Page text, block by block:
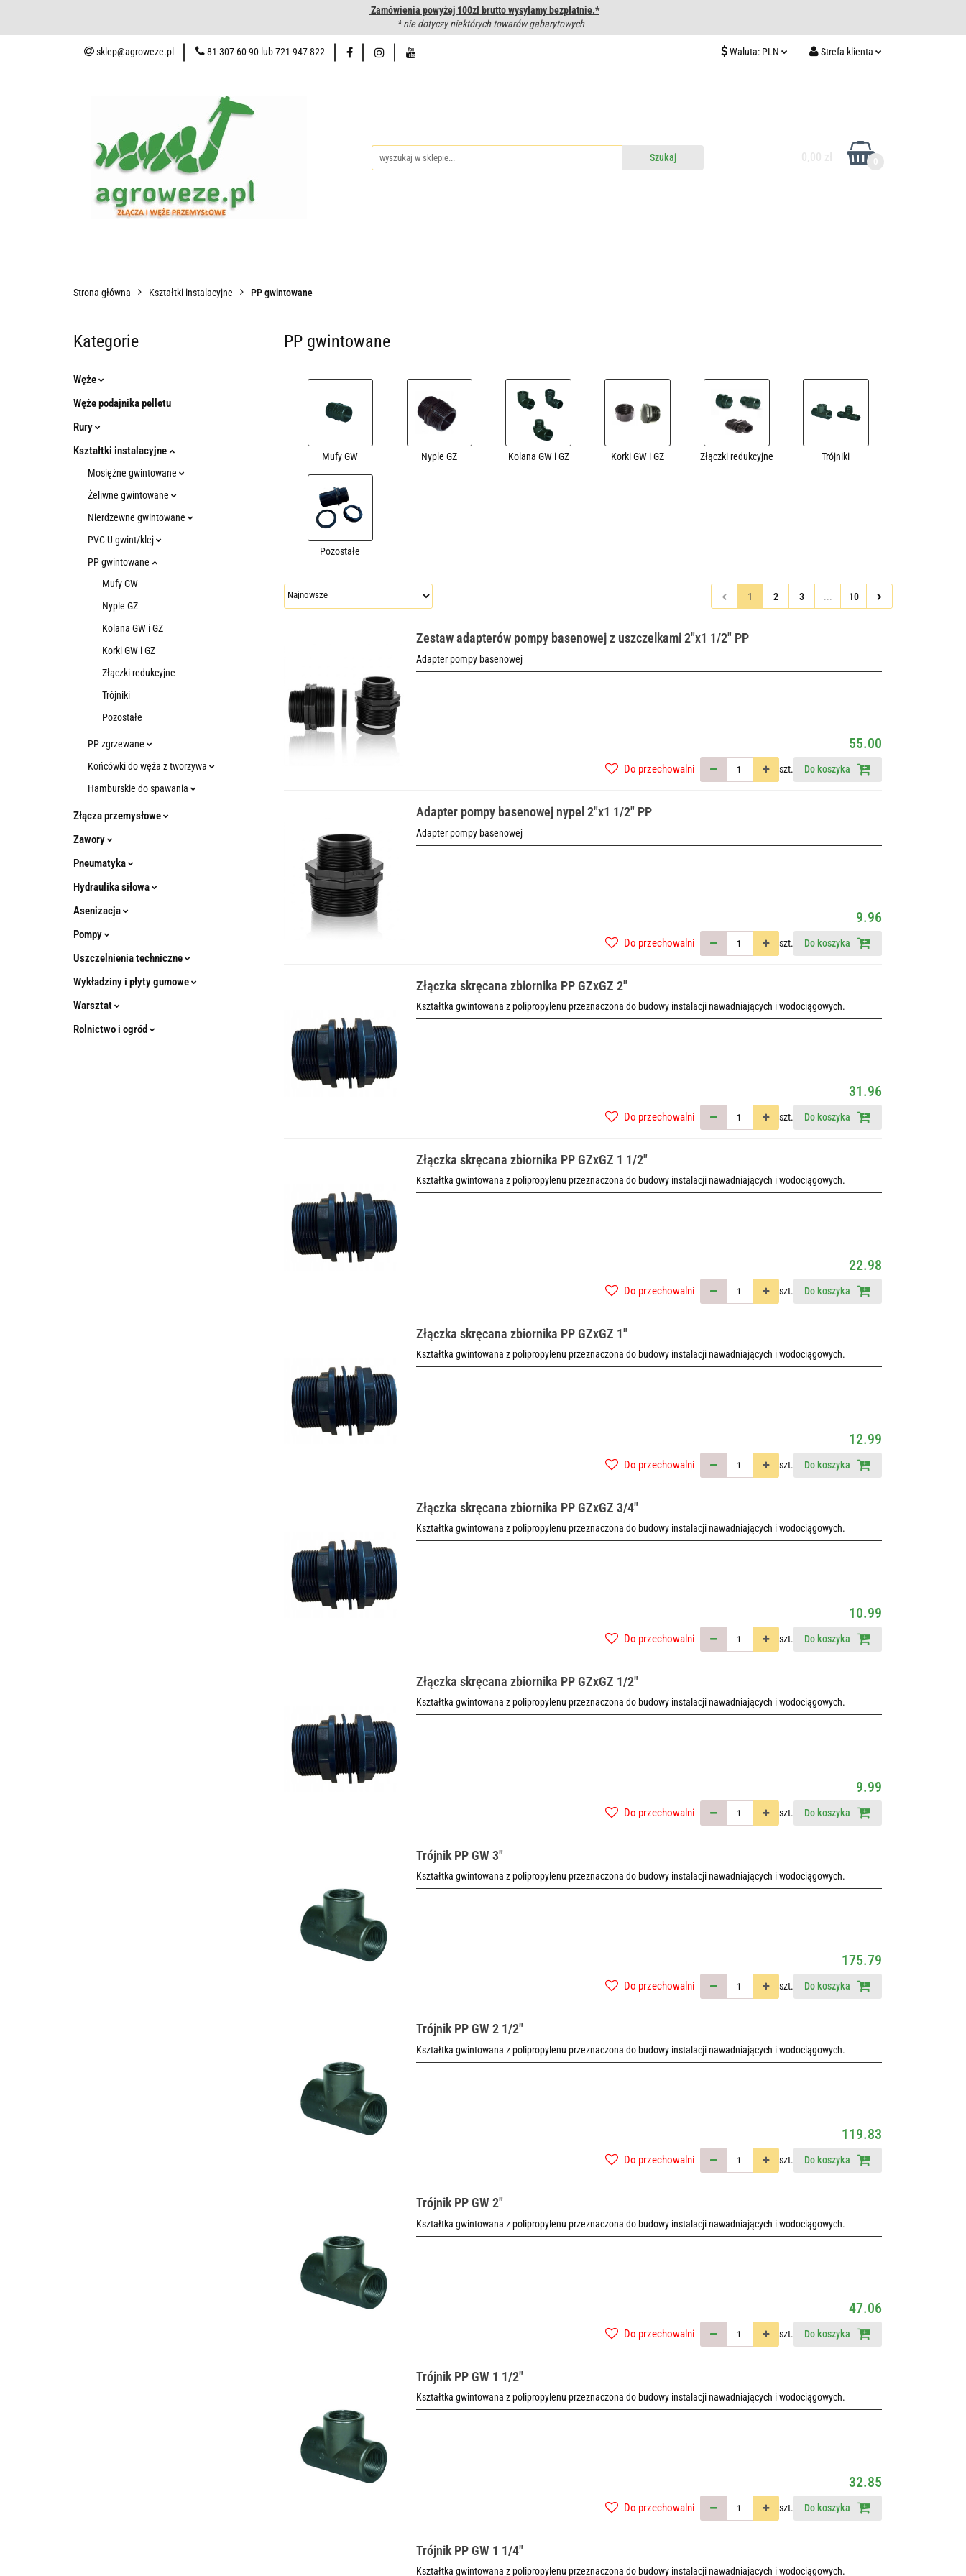
Zamówienia powyżej 100zł brutto wysyłamy bezpłatnie.*
* nie dotyczy niektórych towarów gabarytowych
sklep@agroweze.pl 81-307-60-90 lub 721-947-822 Waluta: PLN Strefa klienta
Zakuwanie węży hydraulicznych Hurtownia Napisz do nas
Strona główna Kształtki instalacyjne PP gwintowane
Kategorie
Węże
Węże podajnika pelletu
Rury
Kształtki instalacyjne
Mosiężne gwintowane
Żeliwne gwintowane
Nierdzewne gwintowane
PVC-U gwint/klej
PP gwintowane
Mufy GW
Nyple GZ
Kolana GW i GZ
Korki GW i GZ
Złączki redukcyjne
Trójniki
Pozostałe
PP zgrzewane
Końcówki do węża z tworzywa
Hamburskie do spawania
Złącza przemysłowe
Zawory
Pneumatyka
Hydraulika siłowa
Asenizacja
Pompy
Uszczelnienia techniczne
Wykładziny i płyty gumowe
Warsztat
Rolnictwo i ogród
PP gwintowane
Mufy GW Nyple GZ Kolana GW i GZ Korki GW i GZ Złączki redukcyjne Trójniki
Pozostałe
1 2 3 ... 10
Zestaw adapterów pompy basenowej z uszczelkami 2"x1 1/2" PP
Adapter pompy basenowej
55.00
szt. Do koszyka
Do przechowalni
Adapter pompy basenowej nypel 2"x1 1/2" PP
Adapter pompy basenowej
9.96
szt. Do koszyka
Do przechowalni
Złączka skręcana zbiornika PP GZxGZ 2"
Kształtka gwintowana z polipropylenu przeznaczona do budowy instalacji nawadniających i wodociągowych.
31.96
szt. Do koszyka
Do przechowalni
Złączka skręcana zbiornika PP GZxGZ 1 1/2"
Kształtka gwintowana z polipropylenu przeznaczona do budowy instalacji nawadniających i wodociągowych.
22.98
szt. Do koszyka
Do przechowalni
Złączka skręcana zbiornika PP GZxGZ 1"
Kształtka gwintowana z polipropylenu przeznaczona do budowy instalacji nawadniających i wodociągowych.
12.99
szt. Do koszyka
Do przechowalni
Złączka skręcana zbiornika PP GZxGZ 3/4"
Kształtka gwintowana z polipropylenu przeznaczona do budowy instalacji nawadniających i wodociągowych.
10.99
szt. Do koszyka
Do przechowalni
Złączka skręcana zbiornika PP GZxGZ 1/2"
Kształtka gwintowana z polipropylenu przeznaczona do budowy instalacji nawadniających i wodociągowych.
9.99
szt. Do koszyka
Do przechowalni
Trójnik PP GW 3"
Kształtka gwintowana z polipropylenu przeznaczona do budowy instalacji nawadniających i wodociągowych.
175.79
szt. Do koszyka
Do przechowalni
Trójnik PP GW 2 1/2"
Kształtka gwintowana z polipropylenu przeznaczona do budowy instalacji nawadniających i wodociągowych.
119.83
szt. Do koszyka
Do przechowalni
Trójnik PP GW 2"
Kształtka gwintowana z polipropylenu przeznaczona do budowy instalacji nawadniających i wodociągowych.
47.06
szt. Do koszyka
Do przechowalni
Trójnik PP GW 1 1/2"
Kształtka gwintowana z polipropylenu przeznaczona do budowy instalacji nawadniających i wodociągowych.
32.85
szt. Do koszyka
Do przechowalni
Trójnik PP GW 1 1/4"
Kształtka gwintowana z polipropylenu przeznaczona do budowy instalacji nawadniających i wodociągowych.